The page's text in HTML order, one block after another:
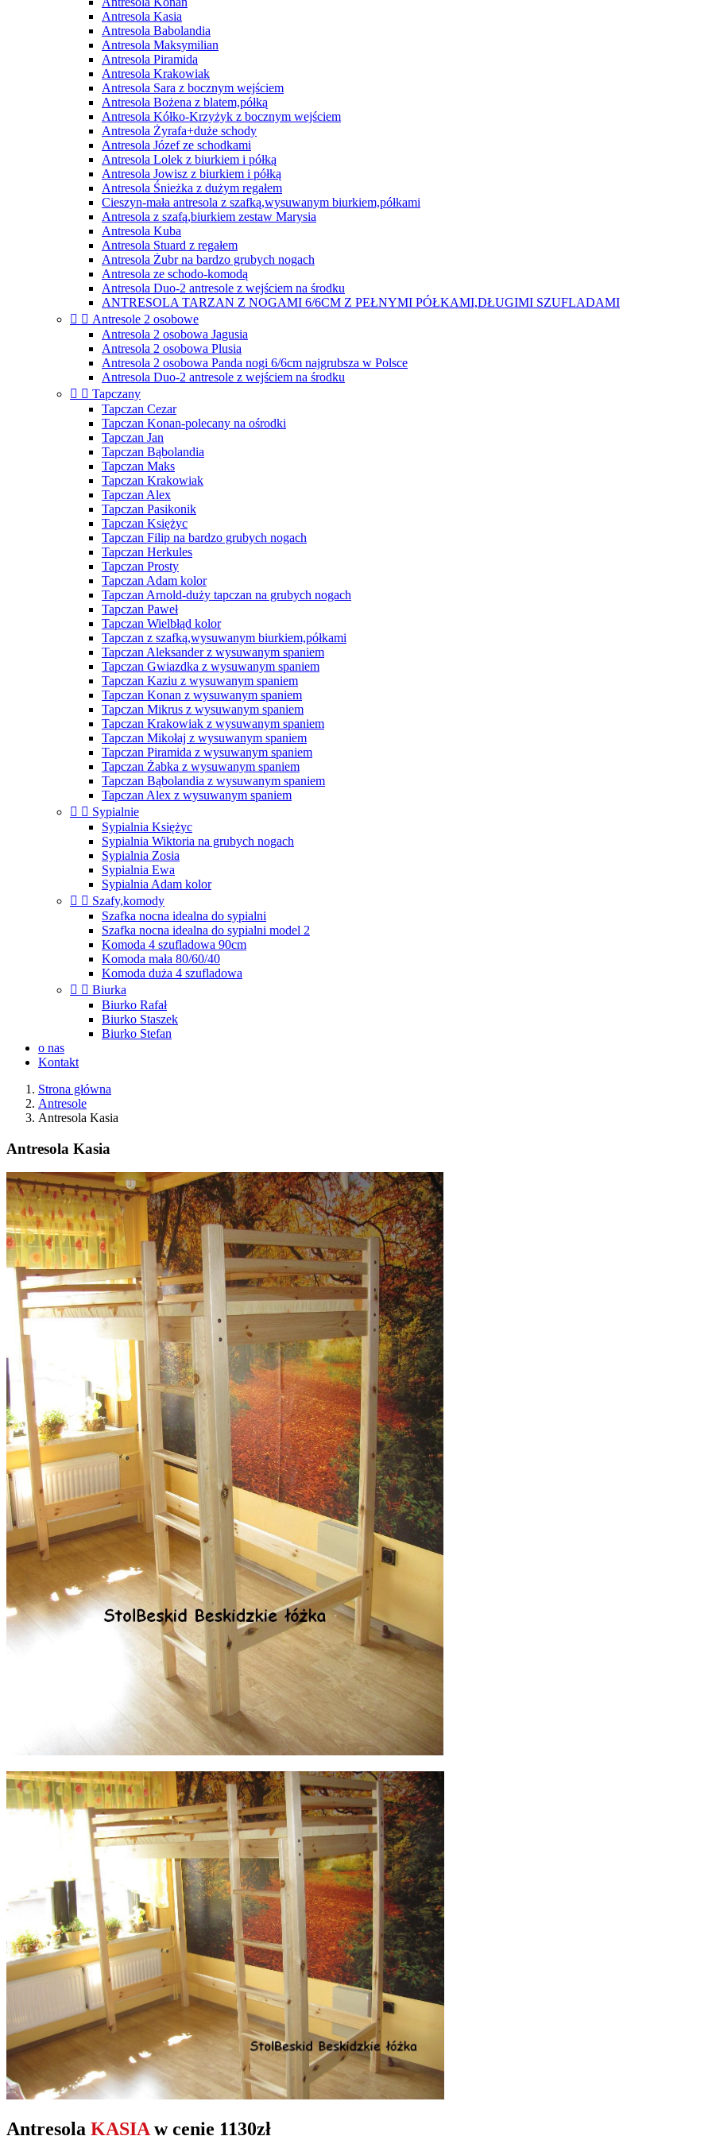
Antresola Kasia
Antresola Babolandia
Antresola Maksymilian
Antresola Piramida
Antresola Krakowiak
Antresola Sara z bocznym wejściem
Antresola Bożena z blatem,półką
Antresola Kółko-Krzyżyk z bocznym wejściem
Antresola Żyrafa+duże schody
Antresola Józef ze schodkami
Antresola Lolek z biurkiem i półką
Antresola Jowisz z biurkiem i półką
Antresola Śnieżka z dużym regałem
Cieszyn-mała antresola z szafką,wysuwanym biurkiem,półkami
Antresola z szafą,biurkiem zestaw Marysia
Antresola Kuba
Antresola Stuard z regałem
Antresola Żubr na bardzo grubych nogach
Antresola ze schodo-komodą
Antresola Duo-2 antresole z wejściem na środku
ANTRESOLA TARZAN Z NOGAMI 6/6CM Z PEŁNYMI PÓŁKAMI,DŁUGIMI SZUFLADAMI
  Antresole 2 osobowe
Antresola 2 osobowa Jagusia
Antresola 2 osobowa Plusia
Antresola 2 osobowa Panda nogi 6/6cm najgrubsza w Polsce
Antresola Duo-2 antresole z wejściem na środku
  Tapczany
Tapczan Cezar
Tapczan Konan-polecany na ośrodki
Tapczan Jan
Tapczan Bąbolandia
Tapczan Maks
Tapczan Krakowiak
Tapczan Alex
Tapczan Pasikonik
Tapczan Księżyc
Tapczan Filip na bardzo grubych nogach
Tapczan Herkules
Tapczan Prosty
Tapczan Adam kolor
Tapczan Arnold-duży tapczan na grubych nogach
Tapczan Paweł
Tapczan Wielbłąd kolor
Tapczan z szafką,wysuwanym biurkiem,półkami
Tapczan Aleksander z wysuwanym spaniem
Tapczan Gwiazdka z wysuwanym spaniem
Tapczan Kaziu z wysuwanym spaniem
Tapczan Konan z wysuwanym spaniem
Tapczan Mikrus z wysuwanym spaniem
Tapczan Krakowiak z wysuwanym spaniem
Tapczan Mikołaj z wysuwanym spaniem
Tapczan Piramida z wysuwanym spaniem
Tapczan Żabka z wysuwanym spaniem
Tapczan Bąbolandia z wysuwanym spaniem
Tapczan Alex z wysuwanym spaniem
  Sypialnie
Sypialnia Księżyc
Sypialnia Wiktoria na grubych nogach
Sypialnia Zosia
Sypialnia Ewa
Sypialnia Adam kolor
  Szafy,komody
Szafka nocna idealna do sypialni
Szafka nocna idealna do sypialni model 2
Komoda 4 szufladowa 90cm
Komoda mała 80/60/40
Komoda duża 4 szufladowa
  Biurka
Biurko Rafał
Biurko Staszek
Biurko Stefan
o nas
Kontakt
Strona główna
Antresole
Antresola Kasia
Antresola Kasia
Antresola KASIAw cenie 1130zł